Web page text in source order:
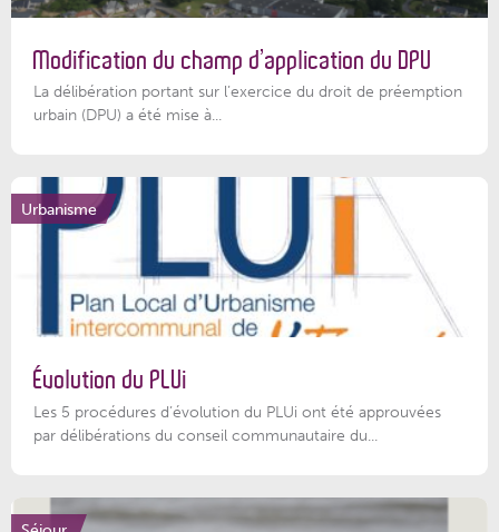
Modification du champ d’application du DPU
La délibération portant sur l’exercice du droit de préemption
urbain (DPU) a été mise à...
Urbanisme
Évolution du PLUi
Les 5 procédures d’évolution du PLUi ont été approuvées
par délibérations du conseil communautaire du...